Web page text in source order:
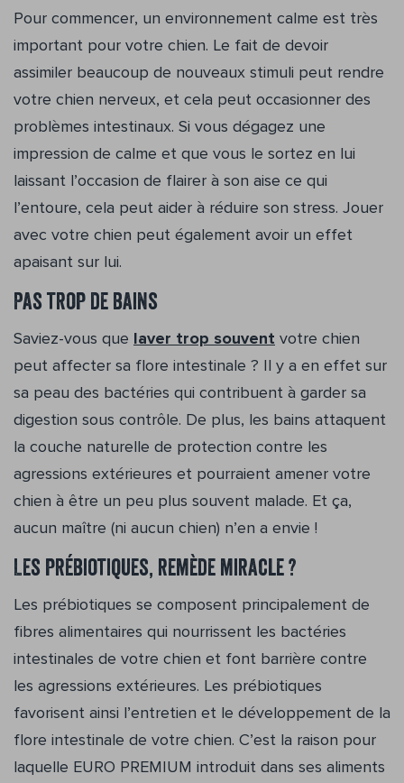
Pour commencer, un environnement calme est très
important pour votre chien. Le fait de devoir
assimiler beaucoup de nouveaux stimuli peut rendre
votre chien nerveux, et cela peut occasionner des
problèmes intestinaux. Si vous dégagez une
impression de calme et que vous le sortez en lui
laissant l’occasion de flairer à son aise ce qui
l’entoure, cela peut aider à réduire son stress. Jouer
avec votre chien peut également avoir un effet
apaisant sur lui.
Pas trop de bains
Saviez-vous que laver trop souvent votre chien
peut affecter sa flore intestinale ? Il y a en effet sur
sa peau des bactéries qui contribuent à garder sa
digestion sous contrôle. De plus, les bains attaquent
la couche naturelle de protection contre les
agressions extérieures et pourraient amener votre
chien à être un peu plus souvent malade. Et ça,
aucun maître (ni aucun chien) n’en a envie !
Les prébiotiques, remède miracle ?
Les prébiotiques se composent principalement de
fibres alimentaires qui nourrissent les bactéries
intestinales de votre chien et font barrière contre
les agressions extérieures. Les prébiotiques
favorisent ainsi l’entretien et le développement de la
flore intestinale de votre chien. C’est la raison pour
laquelle EURO PREMIUM introduit dans ses aliments